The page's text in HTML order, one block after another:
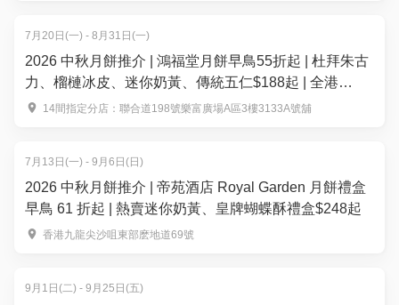
7月20日(一) - 8月31日(一)
2026 中秋月餅推介 | 鴻福堂月餅早鳥55折起 | 杜拜朱古
力、榴槤冰皮、迷你奶黃、傳統五仁$188起 | 全港
14+分店換領
14間指定分店：聯合道198號樂富廣場A區3樓3133A號舖
7月13日(一) - 9月6日(日)
2026 中秋月餅推介 | 帝苑酒店 Royal Garden 月餅禮盒
早鳥 61 折起 | 熱賣迷你奶黃、皇牌蝴蝶酥禮盒$248起
香港九龍尖沙咀東部麽地道69號
9月1日(二) - 9月25日(五)